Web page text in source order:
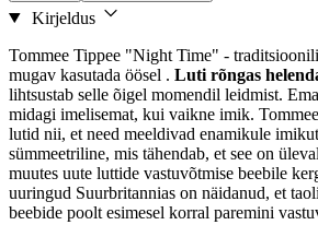
Kirjeldus
Tommee Tippee "Night Time" -
mugav kasutada öösel . Luti rõngas
lihtsustab selle õigel momendil leidmist.
midagi imelisemat, kui vaikne imik.
lutid nii, et need meeldivad enamikule
sümmeetriline, mis tähendab, et see on
muutes uute luttide vastuvõtmise beebile
uuringud Suurbritannias on näidanud, et
beebide poolt esimesel korral paremini